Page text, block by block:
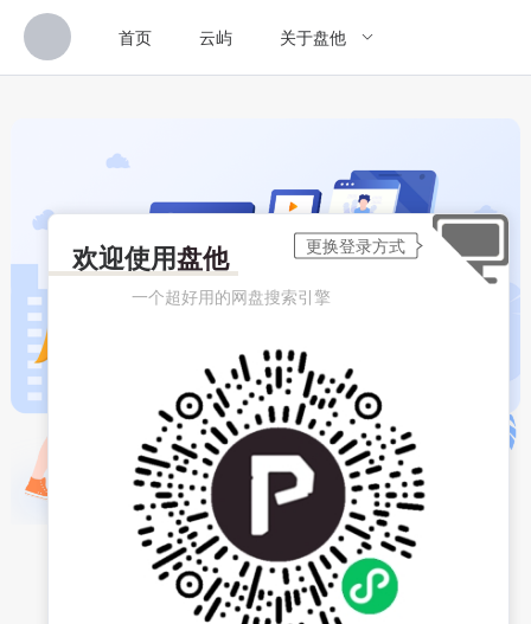
首页 云屿 关于盘他
欢迎使用盘他
一个超好用的网盘搜索引擎